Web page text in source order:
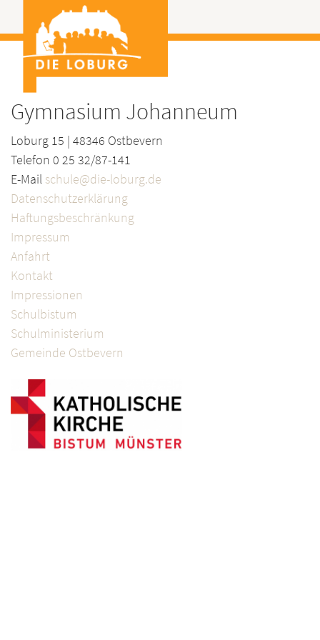
Gymnasium Johanneum
Loburg 15 | 48346 Ostbevern
Telefon 0 25 32/87-141
E-Mail schule@die-loburg.de
Datenschutzerklärung
Haftungsbeschränkung
Impressum
Anfahrt
Kontakt
Impressionen
Schulbistum
Schulministerium
Gemeinde Ostbevern